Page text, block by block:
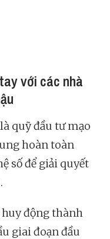
với các nhà
quỹ đầu tư mạo
hoàn toàn
số để giải quyết
huy động thành
giai đoạn đầu